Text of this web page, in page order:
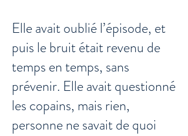
Elle avait oublié l’épisode, et
puis le bruit était revenu de
temps en temps, sans
prévenir. Elle avait questionné
les copains, mais rien,
personne ne savait de quoi